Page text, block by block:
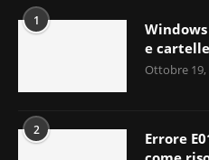
1
e cartelle
Ottobre 19,
2
Errore